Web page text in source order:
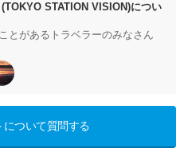
STATION VISION)につい
とがあるトラベラーのみなさん
について質問する